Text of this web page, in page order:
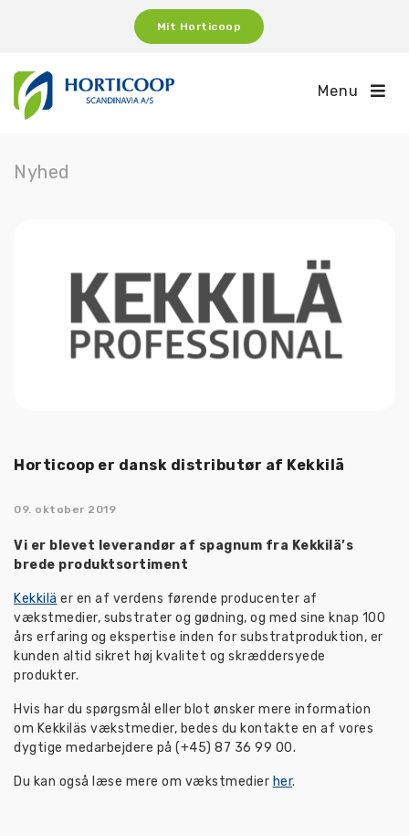
Mit Horticoop
Menu
Nyhed
Horticoop er dansk distributør af Kekkilä
09. oktober 2019
Vi er blevet leverandør af spagnum fra Kekkilä’s
brede produktsortiment
Kekkilä er en af verdens førende producenter af
vækstmedier, substrater og gødning, og med sine knap 100
års erfaring og ekspertise inden for substratproduktion, er
kunden altid sikret høj kvalitet og skræddersyede
produkter.
Hvis har du spørgsmål eller blot ønsker mere information
om Kekkiläs vækstmedier, bedes du kontakte en af vores
dygtige medarbejdere på (+45) 87 36 99 00.
Du kan også læse mere om vækstmedier her.